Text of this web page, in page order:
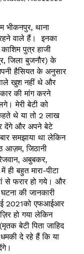
भीकनपुर, थाना
वाले हैं। इनका
पुत्र हाजी
जिला बुजनौर) के
हैसियत के अनुसार
खुश नहीं थे और
की मांग करने
मेरी बेटी को
थे या तो 2 लाख
देंगे और अपने बेटे
समझाया था लेकिन
आज़म, जिठानी
अबुबकर,
बहुत मारा-पीटा
से फरार हो गये। और
की जानकारी
2021को एफआईआर
हो गया लेकिन
बेटी पिता जाहिद
दे रहे हैं कि या